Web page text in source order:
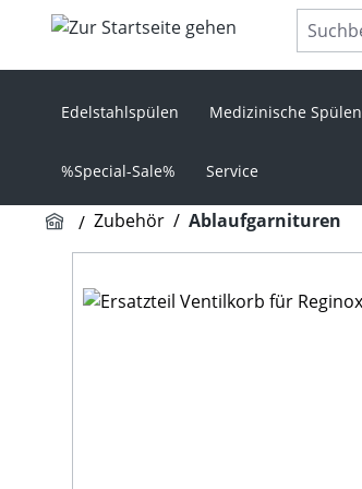
Hauptinhalt springen
Zur Suche springen
Zur Hauptnavigation springen
Edelstahlspülen Medizinische Spülen
%Special-Sale% Service
Zubehör / Ablaufgarnituren